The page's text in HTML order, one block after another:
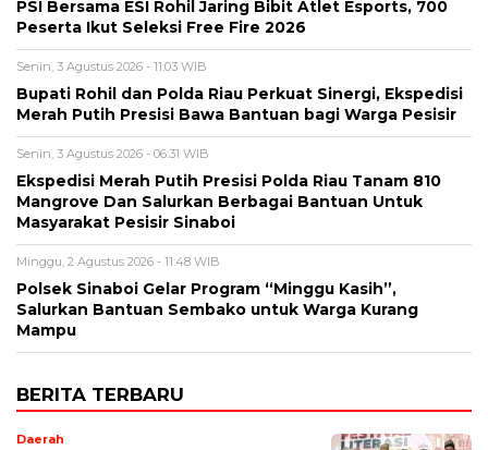
PSI Bersama ESI Rohil Jaring Bibit Atlet Esports, 700
Peserta Ikut Seleksi Free Fire 2026
Senin, 3 Agustus 2026 - 11:03 WIB
Bupati Rohil dan Polda Riau Perkuat Sinergi, Ekspedisi
Merah Putih Presisi Bawa Bantuan bagi Warga Pesisir
Senin, 3 Agustus 2026 - 06:31 WIB
Ekspedisi Merah Putih Presisi Polda Riau Tanam 810
Mangrove Dan Salurkan Berbagai Bantuan Untuk
Masyarakat Pesisir Sinaboi
Minggu, 2 Agustus 2026 - 11:48 WIB
Polsek Sinaboi Gelar Program “Minggu Kasih”,
Salurkan Bantuan Sembako untuk Warga Kurang
Mampu
BERITA TERBARU
Daerah